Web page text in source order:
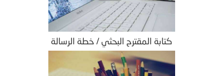
كتابة المقترح البحثي / خطة الرسالة